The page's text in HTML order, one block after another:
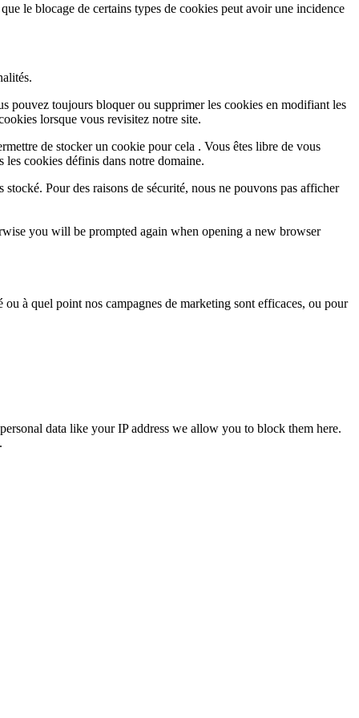
le blocage de certains types de cookies peut avoir une incidence
pouvez toujours bloquer ou supprimer les cookies en modifiant les
lorsque vous revisitez notre site.
de stocker un cookie pour cela . Vous êtes libre de vous
cookies définis dans notre domaine.
Pour des raisons de sécurité, nous ne pouvons pas afficher
you will be prompted again when opening a new browser
à quel point nos campagnes de marketing sont efficaces, ou pour
data like your IP address we allow you to block them here.